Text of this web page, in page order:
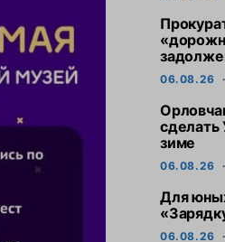
06.08.26
сделать
зиме
06.08.26
Для
06.08.26